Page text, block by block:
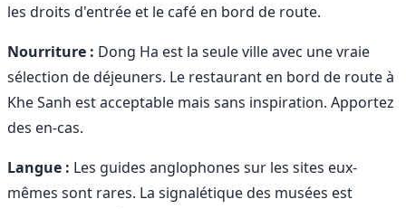
les droits d'entrée et le café en bord de route.
Nourriture : Dong Ha est la seule ville avec une vraie
sélection de déjeuners. Le restaurant en bord de route à
Khe Sanh est acceptable mais sans inspiration. Apportez
des en-cas.
Langue : Les guides anglophones sur les sites eux-
mêmes sont rares. La signalétique des musées est